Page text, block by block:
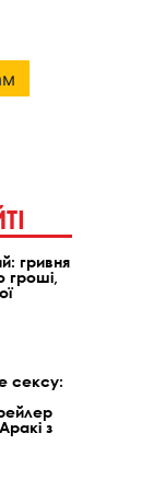
гривня
гроші,
сексу:
з